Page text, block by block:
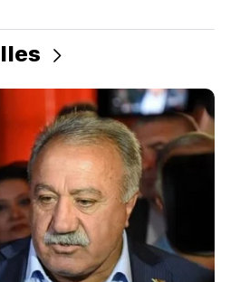
ont été redistribués à
"Personnes"
Kirakosyan et de son
de sa fille (vidéo)
les pays voisins pour leur
ont été blessés. Inde